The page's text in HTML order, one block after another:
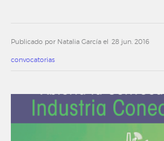
Publicado por Natalia García el 28 jun. 2016
convocatorias